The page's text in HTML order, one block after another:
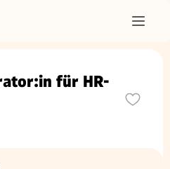
für HR-